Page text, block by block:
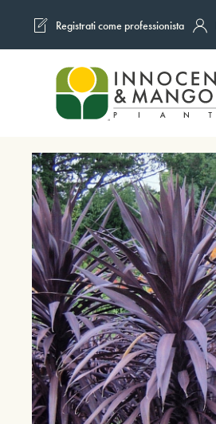
Skip to main content
Registrati come professionista